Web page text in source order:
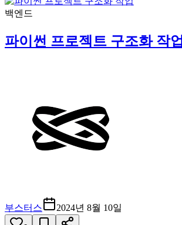
백엔드
파이썬 프로젝트 구조화 작업
부스터스 2024년 8월 10일